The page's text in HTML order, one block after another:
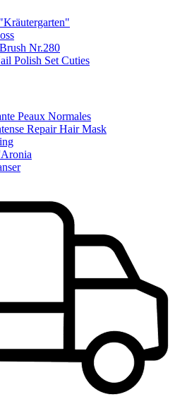
Nr.280
Polish Set Cuties
Peaux Normales
Repair Hair Mask